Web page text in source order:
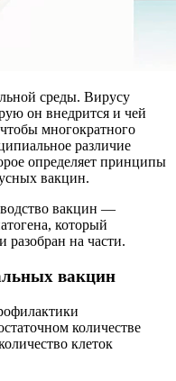
среды. Вирусу
он внедрится и чей
многократного
различие
определяет принципы
вакцин.
вакцин —
который
разобран на части.
вакцин
количестве
клеток